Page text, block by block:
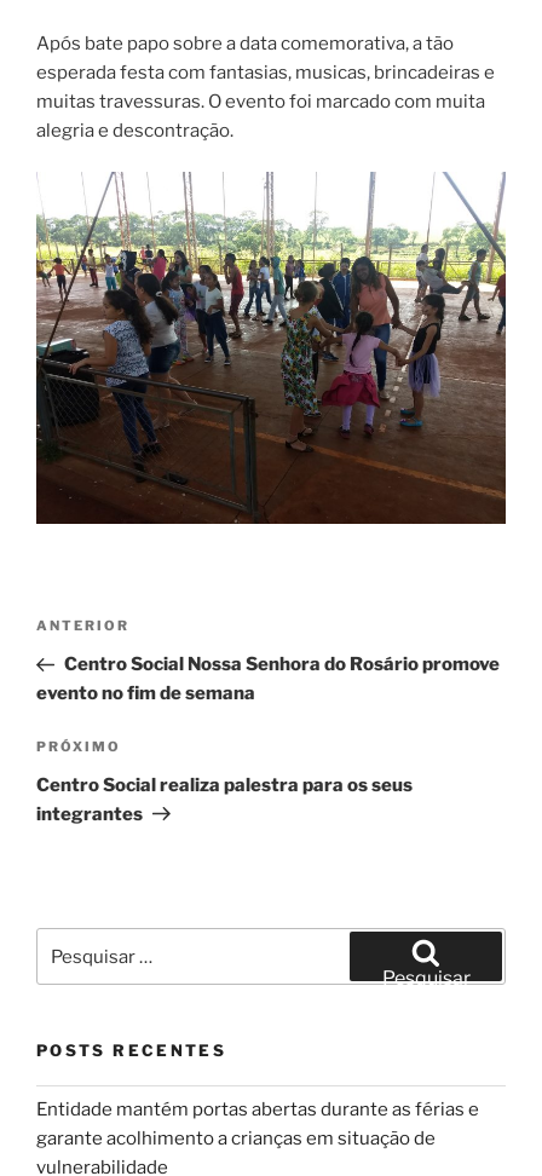
Após bate papo sobre a data comemorativa, a tão
esperada festa com fantasias, musicas, brincadeiras e
muitas travessuras. O evento foi marcado com muita
alegria e descontração.
Navegação
Post
Post
anterior
ANTERIOR
Centro Social Nossa Senhora do Rosário promove
evento no fim de semana
Próximo
post
PRÓXIMO
Centro Social realiza palestra para os seus
integrantes
por:
Pesquisar
POSTS RECENTES
Entidade mantém portas abertas durante as férias e
garante acolhimento a crianças em situação de
vulnerabilidade